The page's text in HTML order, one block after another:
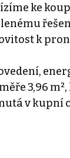
ke koupi
k
3,96
v kupní